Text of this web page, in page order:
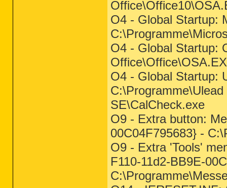
O4 - Global Startup:
O4 - Global Startup:
O4 - Global Startup:
SE\CalCheck.exe
O9 - Extra button:
00C04F795683} -
O9 - Extra 'Tools'
F110-11d2-BB9E-